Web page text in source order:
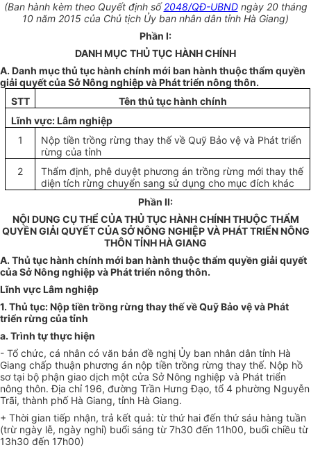
(Ban hành kèm theo Quyết định số2048/QĐ-UBNDngày 20 tháng
10 năm 2015 của Chủ tịch Ủy ban nhân dân tỉnh Hà Giang)
Phần I:
DANH MỤC THỦ TỤC HÀNH CHÍNH
A. Danh mục thủ tục hành chính mới ban hành thuộc thẩm quyền
giải quyết của Sở Nông nghiệp và Phát triển nông thôn.
STT
Tên thủ tục hành chính
Lĩnh vực: Lâm nghiệp
1
Nộp tiền trồng rừng thay thế về Quỹ Bảo vệ và Phát triển
rừng của tỉnh
2
Thẩm định, phê duyệt phương án trồng rừng mới thay thế
diện tích rừng chuyển sang sử dụng cho mục đích khác
Phần II:
NỘI DUNG CỤ THỂ CỦA THỦ TỤC HÀNH CHÍNH THUỘC THẨM
QUYỀN GIẢI QUYẾT CỦA SỞ NÔNG NGHIỆP VÀ PHÁT TRIỂN NÔNG
THÔN TỈNH HÀ GIANG
A. Thủ tục hành chính mới ban hành thuộc thẩm quyền giải quyết
của Sở Nông nghiệp và Phát triển nông thôn.
Lĩnh vực Lâm nghiệp
1. Thủ tục: Nộp tiền trồng rừng thay thế về Quỹ Bảo vệ và Phát
triển rừng của tỉnh
a. Trình tự thực hiện
- Tổ chức, cá nhân có văn bản đề nghị Ủy ban nhân dân tỉnh Hà
Giang chấp thuận phương án nộp tiền trồng rừng thay thế. Nộp hồ
sơ tại bộ phận giao dịch một cửa Sở Nông nghiệp và Phát triển
nông thôn. Địa chỉ 196, đường Trần Hưng Đạo, tổ 4 phường Nguyễn
Trãi, thành phố Hà Giang, tỉnh Hà Giang.
+ Thời gian tiếp nhận, trả kết quả: từ thứ hai đến thứ sáu hàng tuần
(trừ ngày lễ, ngày nghỉ) buổi sáng từ 7h30 đến 11h00, buổi chiều từ
13h30 đến 17h00)